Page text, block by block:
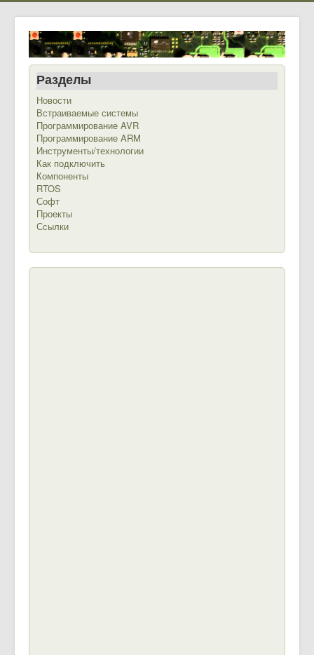
Разделы
Новости
Встраиваемые системы
Программирование AVR
Программирование ARM
Инструменты/технологии
Как подключить
Компоненты
RTOS
Софт
Проекты
Ссылки